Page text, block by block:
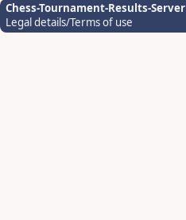
Chess-Tournament-Results-Server
Legal details/Terms of use